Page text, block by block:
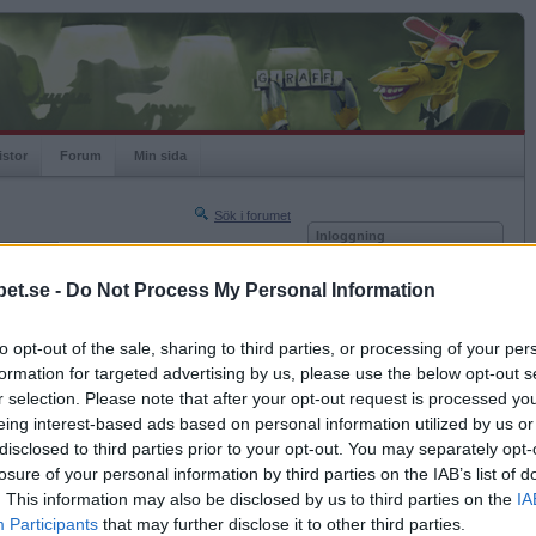
- Do Not Process My Personal Information
opt-out of the sale, sharing to third parties, or processing of your
for targeted advertising by us, please use the below opt-out
selection. Please note that after your opt-out request is processed
interest-based ads based on personal information utilized by us
to third parties prior to your opt-out. You may separately
of your personal information by third parties on the IAB’s list of
This information may also be disclosed by us to third parties on the
Participants that may further disclose it to other third parties.
Forum Min sida
Sök i forumet
Nästa sida »
2009-01-28 20:35
massa snuskiga damtidningar ?
Inloggning
Kom ihåg mig
Glömt ditt lösenord?
Få ny aktiveringslänk
Betapet är gratis!